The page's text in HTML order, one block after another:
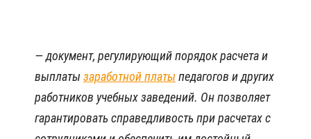
— документ, регулирующий порядок расчета и
выплаты заработной платы педагогов и других
работников учебных заведений. Он позволяет
гарантировать справедливость при расчетах с